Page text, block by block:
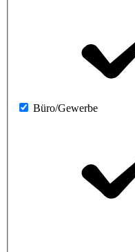
Büro/Gewerbe